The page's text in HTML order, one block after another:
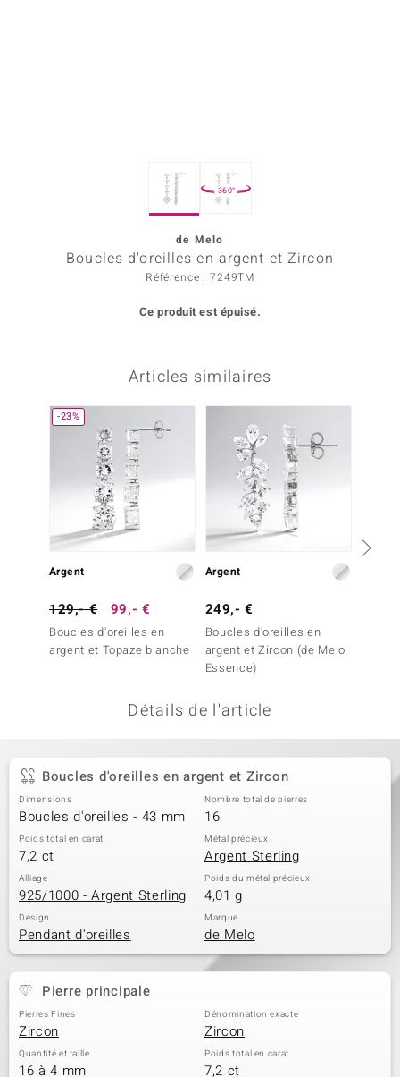
360°
de Melo
Boucles d'oreilles en argent et Zircon
Référence : 7249TM
Ce produit est épuisé.
Articles similaires
-23%
Argent
129,- € 99,- €
Boucles d'oreilles en
argent et Topaze blanche
Argent
249,- €
Boucles d'oreilles en
argent et Zircon (de Melo
Essence)
Détails de l'article
Boucles d'oreilles en argent et Zircon
Dimensions
Boucles d'oreilles - 43 mm
Nombre total de pierres
16
Poids total en carat
7,2 ct
Métal précieux
Argent Sterling
Alliage
925/1000 - Argent Sterling
Poids du métal précieux
4,01 g
Design
Pendant d'oreilles
Marque
de Melo
Pierre principale
Pierres Fines
Zircon
Dénomination exacte
Zircon
Quantité et taille
16 à 4 mm
Poids total en carat
7,2 ct